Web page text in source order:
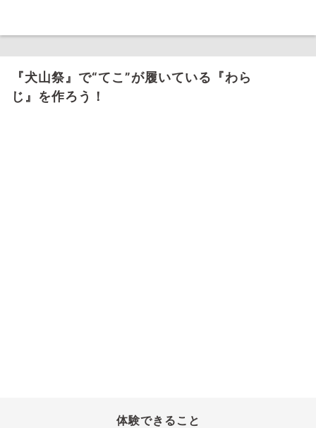
『犬山祭』で“てこ”が履いている『わら
じ』を作ろう！
体験できること